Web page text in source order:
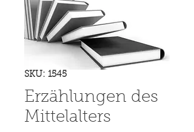
SKU: 1545
Erzählungen des
Mittelalters